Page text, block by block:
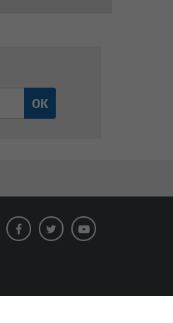
OK